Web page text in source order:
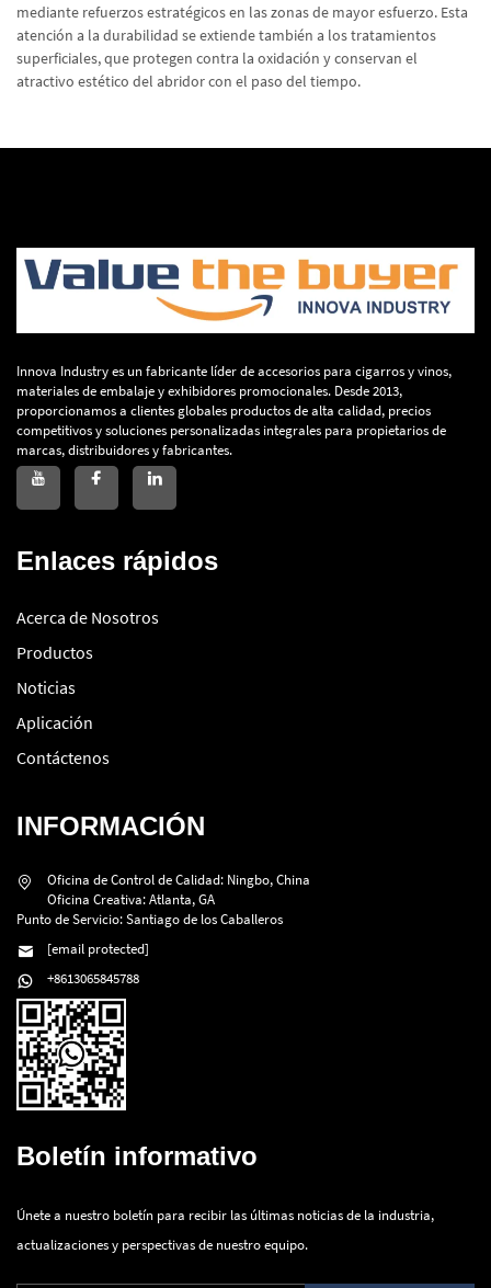
mediante refuerzos estratégicos en las zonas de mayor esfuerzo. Esta
atención a la durabilidad se extiende también a los tratamientos
superficiales, que protegen contra la oxidación y conservan el
atractivo estético del abridor con el paso del tiempo.
Innova Industry es un fabricante líder de accesorios para cigarros y vinos,
materiales de embalaje y exhibidores promocionales. Desde 2013,
proporcionamos a clientes globales productos de alta calidad, precios
competitivos y soluciones personalizadas integrales para propietarios de
marcas, distribuidores y fabricantes.
Enlaces rápidos
Acerca de Nosotros
Productos
Noticias
Aplicación
Contáctenos
INFORMACIÓN
Oficina de Control de Calidad: Ningbo, China
Oficina Creativa: Atlanta, GA
Punto de Servicio: Santiago de los Caballeros
[email protected]
+8613065845788
Boletín informativo
Únete a nuestro boletín para recibir las últimas noticias de la industria,
actualizaciones y perspectivas de nuestro equipo.